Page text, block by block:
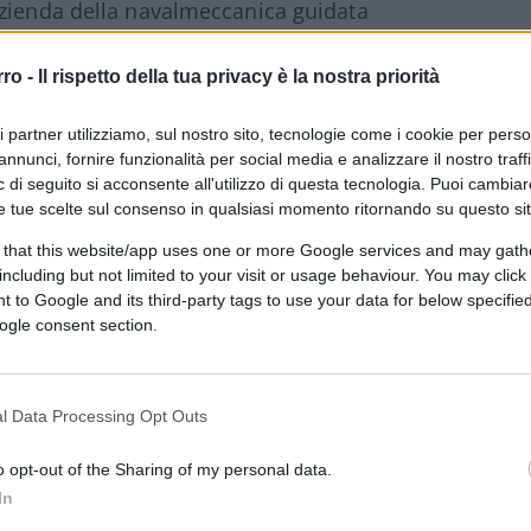
- Il rispetto della tua privacy è la nostra priorità
partner utilizziamo, sul nostro sito, tecnologie come i cookie per
fornire funzionalità per social media e analizzare il nostro
di seguito si acconsente all'utilizzo di questa tecnologia. Puoi
tue scelte sul consenso in qualsiasi momento ritornando su questo
that this website/app uses one or more Google services and may
but not limited to your visit or usage behaviour. You may
to Google and its third-party tags to use your data for below
consent section.
Data Processing Opt Outs
opt-out of the Sharing of my personal data.
della navalmeccanica guidata
la manifestazione a Cinque Cerchi
infatti un esempio straordinario di
quotidianamente il Gruppo nel
di un accordo di partnership siglato
nel contribuire a un progetto di respiro
scena, conferma così il proprio ruolo di
responsabilità sociale d
dello stesso Folgiero e dei vertici della
Giovanni Malagò e il ceo Andrea
everyDEI